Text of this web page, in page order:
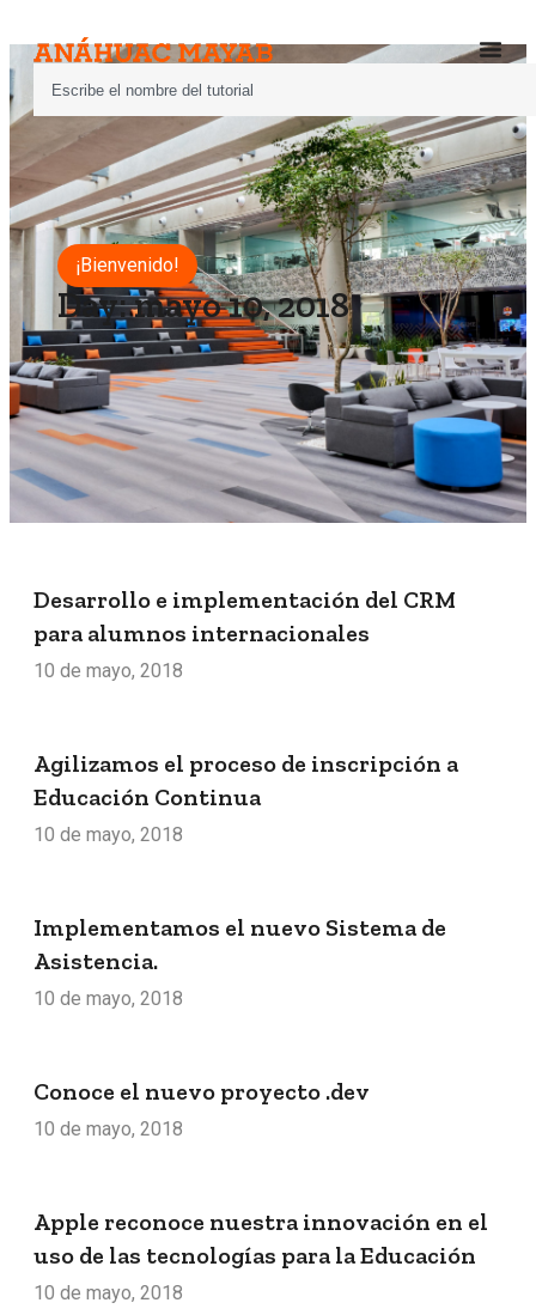
¡Bienvenido!
Day: mayo 10, 2018
Desarrollo e implementación del CRM
para alumnos internacionales
10 de mayo, 2018
Agilizamos el proceso de inscripción a
Educación Continua
10 de mayo, 2018
Implementamos el nuevo Sistema de
Asistencia.
10 de mayo, 2018
Conoce el nuevo proyecto .dev
10 de mayo, 2018
Apple reconoce nuestra innovación en el
uso de las tecnologías para la Educación
10 de mayo, 2018